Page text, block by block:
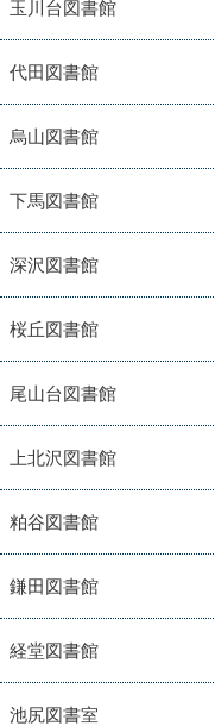
玉川台図書館
代田図書館
烏山図書館
下馬図書館
深沢図書館
桜丘図書館
尾山台図書館
上北沢図書館
粕谷図書館
鎌田図書館
経堂図書館
池尻図書室